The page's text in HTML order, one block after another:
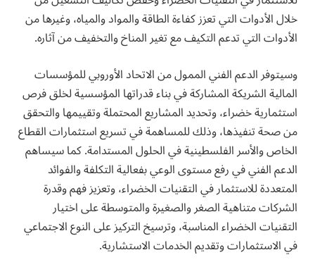
خلال الأدوات التي تعزز كفاءة الطاقة والمواد والمياه، وغيرها من
الأدوات التي تدعم التكيف مع تغير المناخ والتخفيف من آثاره.
وسيتوفر الدعم الفني الممول من الاتحاد الأوروبي للمؤسسات
المالية الشريكة المشاركة في بناء قدراتها المؤسسية لخلق فرص
استثمارية خضراء، وتحديد المشاريع المحتملة وتقييمها والتحقق
من صحة تنفيذها، وذلك للمساهمة في تسريع استثمارات القطاع
الخاص والأسر الفلسطينية في الحلول المستدامة. كما سيساهم
الدعم الفني في رفع مستوى الوعي بفعالية التكلفة والفوائد
المتعددة للاستثمار في التقنيات الخضراء، وتعزيز فهم وقدرة
الشركات متناهية الصغر والصغيرة والمتوسطة على اختيار
التقنيات الخضراء المناسبة، وترسيخ التركيز على النوع الاجتماعي
في الاستثمارات وتقديم الخدمات الاستشارية.